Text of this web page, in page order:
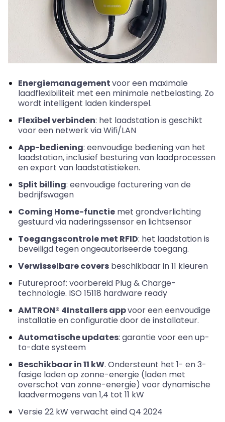
Energiemanagementvoor een maximale
laadflexibiliteit met een minimale netbelasting. Zo
wordt intelligent laden kinderspel.
Flexibel verbinden: het laadstation is geschikt
voor een netwerk via Wifi/LAN
App-bediening: eenvoudige bediening van het
laadstation, inclusief besturing van laadprocessen
en export van laadstatistieken.
Split billing: eenvoudige facturering van de
bedrijfswagen
Coming Home-functie met grondverlichting
gestuurd via naderingssensor en lichtsensor
Toegangscontrole met RFID: het laadstation is
beveiligd tegen ongeautoriseerde toegang.
Verwisselbare covers beschikbaar in 11 kleuren
Futureproof: voorbereid Plug&Charge-
technologie. ISO 15118 hardware ready
AMTRON® 4Installers appvoor een eenvoudige
installatie en configuratie door de installateur.
Automatische updates: garantie voor een up-
to-date systeem
Beschikbaar in 11 kW. Ondersteunt het 1- en 3-
fasige laden op zonne-energie (laden met
overschot van zonne-energie) voor dynamische
laadvermogens van 1,4 tot 11 kW
Versie 22 kW verwacht eind Q4 2024